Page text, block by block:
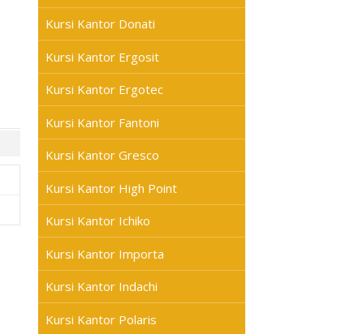
Kursi Kantor Donati
Kursi Kantor Ergosit
Kursi Kantor Ergotec
Kursi Kantor Fantoni
Kursi Kantor Gresco
Kursi Kantor High Point
Kursi Kantor Ichiko
Kursi Kantor Importa
Kursi Kantor Indachi
Kursi Kantor Polaris